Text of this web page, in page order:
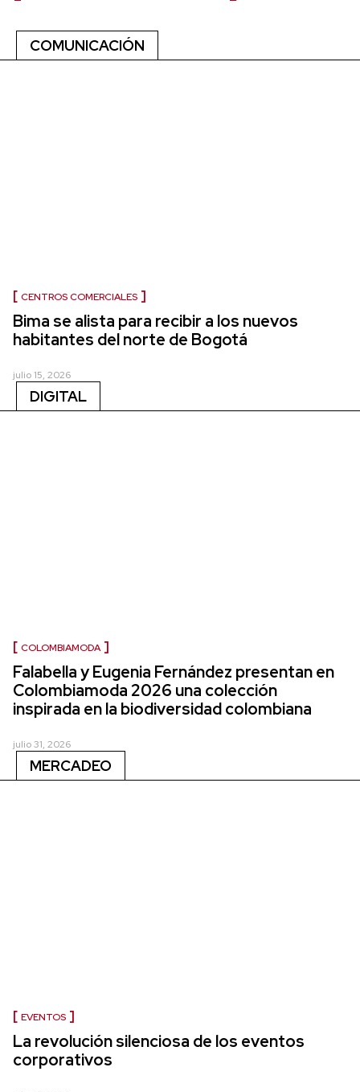
COMUNICACIÓN
CENTROS COMERCIALES
Bima se alista para recibir a los nuevos
habitantes del norte de Bogotá
julio 15, 2026
DIGITAL
COLOMBIAMODA
Falabella y Eugenia Fernández presentan en
Colombiamoda 2026 una colección
inspirada en la biodiversidad colombiana
julio 31, 2026
MERCADEO
EVENTOS
La revolución silenciosa de los eventos
corporativos